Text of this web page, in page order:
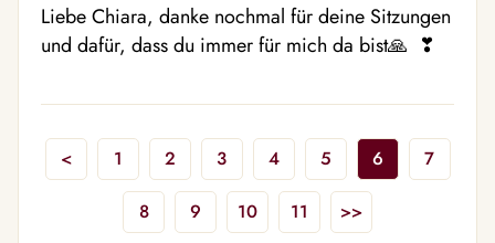
Liebe Chiara, danke nochmal für deine Sitzungen
und dafür, dass du immer für mich da bist🙏  ❣ ️
< 1 2 3 4 5 6 7
8 9 10 11 >>